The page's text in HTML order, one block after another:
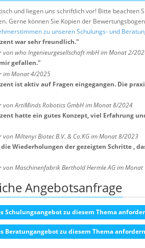
und liegen uns schriftlich vor! Bitte beachten
Gerne können Sie Kopien der
zu unseren Schulungs- und
war sehr freundlich."
von who Ingenieurgesellschaft mbH im Monat 2/
gefallen."
im Monat 4/2025
ist aktiv auf Fragen eingegangen. Die
von ArtiMinds Robotics GmbH im Monat 8/2024
hatte ein gutes Konzept, viel Erfahrung
von Miltenyi Biotec B.V. & Co.KG im Monat 8/2023
Wiederholungen der gezeigten Schritte ,
von Maschinenfabrik Berthold Hermle AG im
Angebotsanfrage
Schulungsangebot zu diesem Thema
Beratungangebot zu diesem Thema anfordern